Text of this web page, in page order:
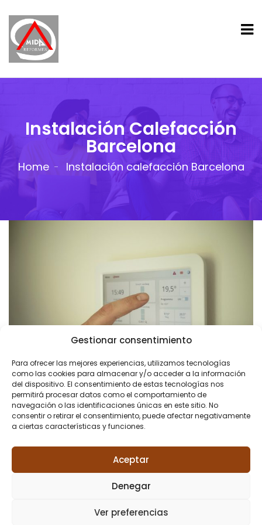
Gestionar consentimiento
Para ofrecer las mejores experiencias, utilizamos tecnologías
como las cookies para almacenar y/o acceder a la información
del dispositivo. El consentimiento de estas tecnologías nos
permitirá procesar datos como el comportamiento de
navegación o las identificaciones únicas en este sitio. No
consentir o retirar el consentimiento, puede afectar negativamente
a ciertas características y funciones.
Aceptar
Denegar
Ver preferencias
Instalación Calefacción
Barcelona
Home Instalación calefacción Barcelona